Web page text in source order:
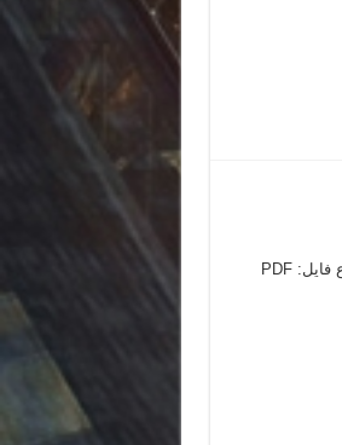
کاتالوگ لکسوس ES مدل 2012 نوع فایل: PDF